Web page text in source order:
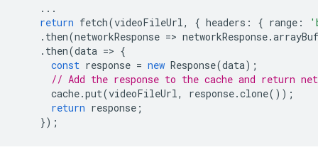
...
return fetch(videoFileUrl, { headers : { range :
. then(networkResponse => networkResponse.
. then(data => {
const response = new Response(data);
// Add the response to the cache and return
cache.put(videoFileUrl, response.clone());
return response ;
});